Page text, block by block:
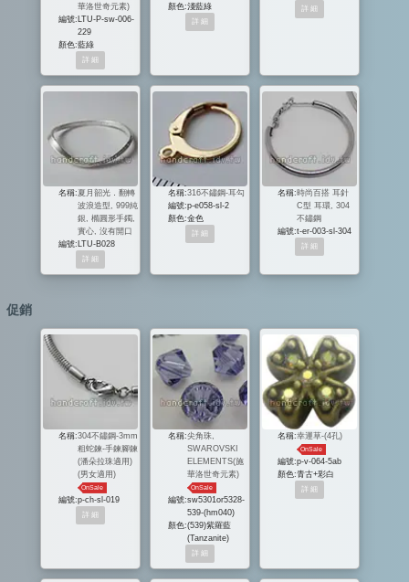
華洛世奇元素)
編號: LTU-P-sw-006-
229
顏色:藍綠
顏色:淺藍綠
名稱:夏月韶光．翻轉
波浪造型, 999純
銀, 橢圓形手鐲,
實心, 沒有開口
編號: LTU-B028
名稱:316不鏽鋼-耳勾
編號:p-e058-sl-2
顏色:金色
名稱:時尚百搭 耳針
C型 耳環, 304
不鏽鋼
編號:t-er-003-sl-304
促銷
名稱:304不鏽鋼-3mm
粗蛇鍊-手鍊腳鍊
(潘朵拉珠適用)
(男女適用)
OnSale
編號:p-ch-sl-019
名稱:尖角珠,
SWAROVSKI
ELEMENTS(施
華洛世奇元素)
OnSale
編號:sw5301or5328-
539-(hm040)
顏色:(539)紫羅藍
(Tanzanite)
名稱:幸運草-(4孔)
OnSale
編號:p-v-064-5ab
顏色:青古+彩白